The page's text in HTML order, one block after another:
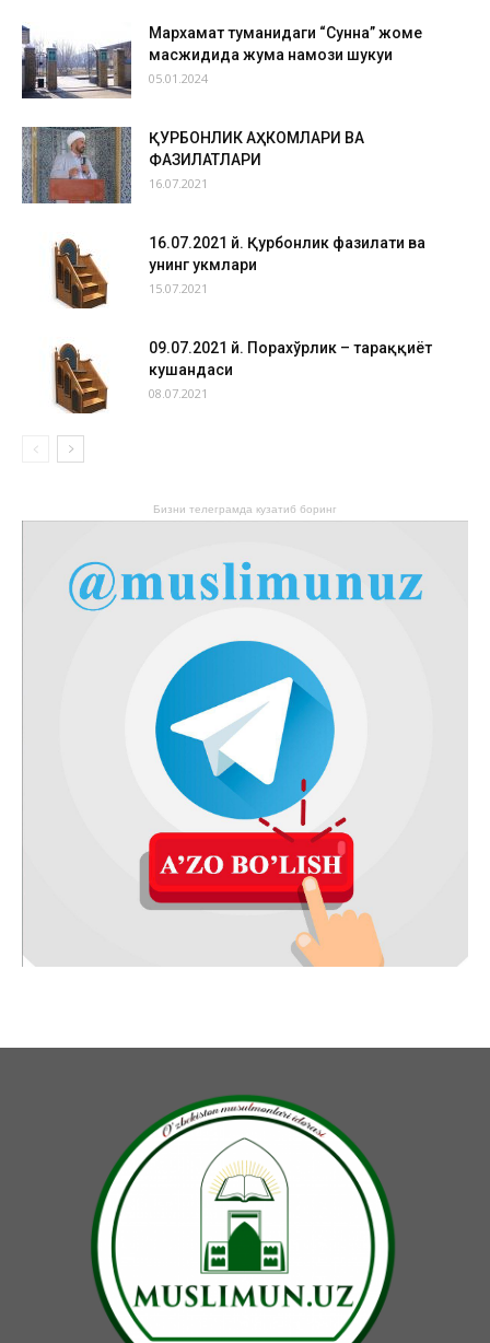
Мархамат туманидаги “Сунна” жоме
масжидида жума намози шукуҳи
05.01.2024
ҚУРБОНЛИК АҲКОМЛАРИ ВА
ФАЗИЛАТЛАРИ
16.07.2021
16.07.2021 й. Қурбонлик фазилати ва
унинг ҳукмлари
15.07.2021
09.07.2021 й. Порахўрлик – тараққиёт
кушандаси
08.07.2021
Бизни телеграмда кузатиб боринг